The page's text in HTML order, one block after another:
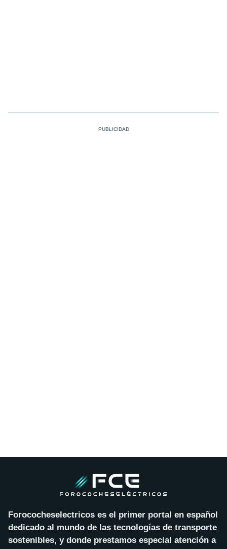
Forococheselectricos es el primer portal en español
dedicado al mundo de las tecnologías de transporte
sostenibles, y donde prestamos especial atención a